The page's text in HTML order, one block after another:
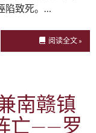
陷致死。…
阅读全文 »
南赣镇
亡——罗